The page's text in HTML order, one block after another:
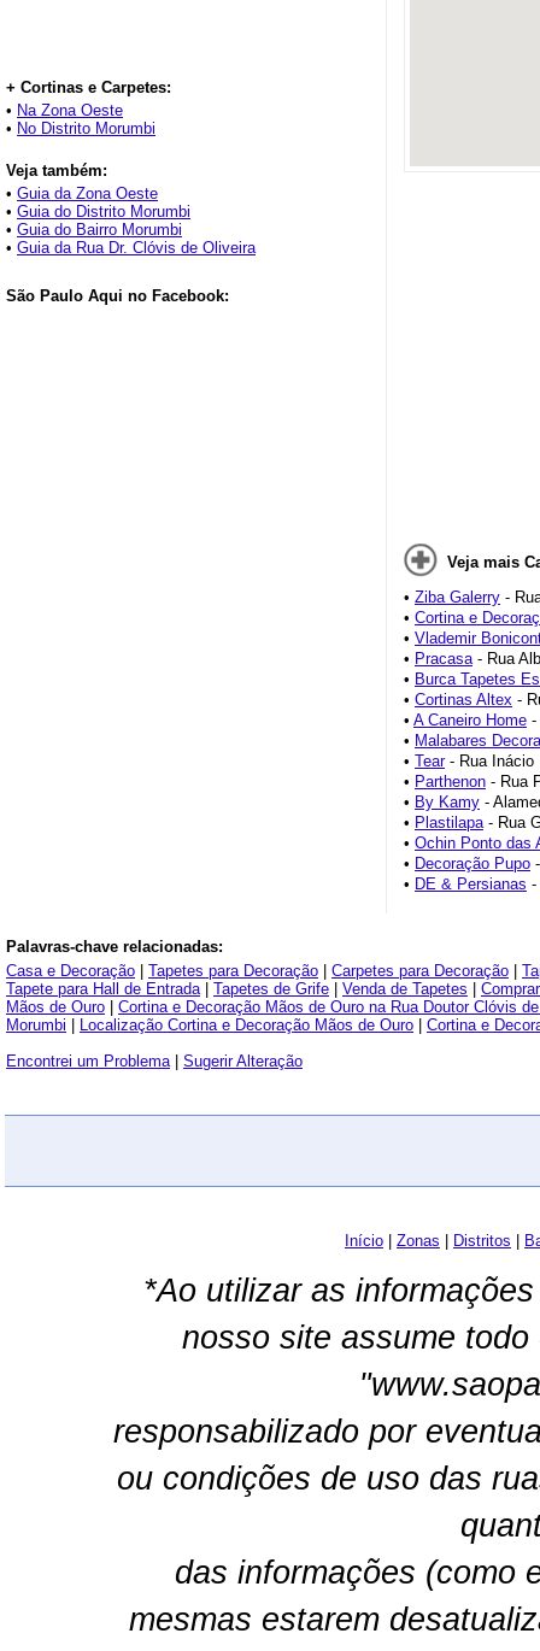
+ Cortinas e Carpetes:
• Na Zona Oeste
• No Distrito Morumbi
Veja também:
• Guia da Zona Oeste
• Guia do Distrito Morumbi
• Guia do Bairro Morumbi
• Guia da Rua Dr. Clóvis de Oliveira
São Paulo Aqui no Facebook:
Veja mais
• Ziba Galerry -
• Cortina e
• Vlademir
• Pracasa- Rua
• Burca Tapetes
• Cortinas Altex -
• A Caneiro Home -
• Malabares
• Tear- Rua Inácio
• Parthenon - Rua
• By Kamy -
• Plastilapa- Rua
• Ochin Ponto das
• Decoração Pupo
• DE & Persianas -
Palavras-chave relacionadas:
Casa e Decoração
Tapetes para Decoração Carpetes para Decoração
Tapete para Hall de Entrada| Tapetes de Grife Venda de Tapetes
Mãos de Ouro
Cortina e Decoração Mãos de Ouro na Rua Doutor Clóvis
Morumbi
Localização Cortina e Decoração Mãos de Ouro
Cortina e
Encontrei um Problema| Sugerir Alteração
Início Zonas Distritos
*Ao utilizar as
nosso site assume
responsabilizado por
ou condições de uso das
das informações (como
mesmas estarem